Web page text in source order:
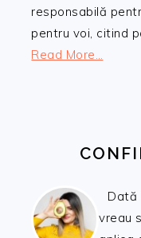
responsabilă
pentru voi, citind
Read More…
Dată
vreau